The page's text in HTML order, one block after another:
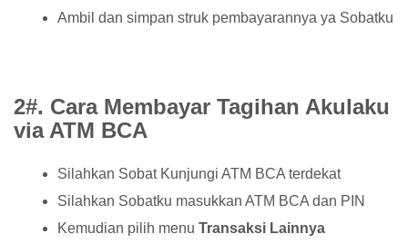
Ambil dan simpan struk pembayarannya ya Sobatku
2#. Cara Membayar Tagihan Akulaku
via ATM BCA
Silahkan Sobat Kunjungi ATM BCA terdekat
Silahkan Sobatku masukkan ATM BCA dan PIN
Kemudian pilih menu Transaksi Lainnya